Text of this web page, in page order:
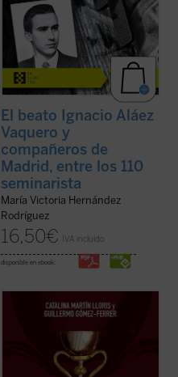
El beato Ignacio Aláez
Vaquero y
compañeros de
Madrid, entre los 110
seminarista
María Victoria Hernández
Rodríguez
16,50€ IVA incluido
disponible en ebook:
Desde los testimonios de los peregrinos a
Tierra Santa hasta los depósitos reales,
de dos mil años de historia, fe y poder a
través del objeto sagrado más buscado del
cristianismo. Esta ...(ver ficha)